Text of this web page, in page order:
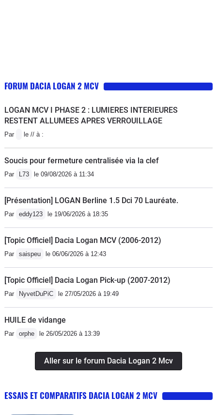
FORUM DACIA LOGAN 2 MCV
LOGAN MCV I PHASE 2 : LUMIERES INTERIEURES
RESTENT ALLUMEES APRES VERROUILLAGE
Par le // à :
Soucis pour fermeture centralisée via la clef
Par L73 le 09/08/2026 à 11:34
[Présentation] LOGAN Berline 1.5 Dci 70 Lauréate.
Par eddy123 le 19/06/2026 à 18:35
[Topic Officiel] Dacia Logan MCV (2006-2012)
Par saispeu le 06/06/2026 à 12:43
[Topic Officiel] Dacia Logan Pick-up (2007-2012)
Par NyvetDuPiC le 27/05/2026 à 19:49
HUILE de vidange
Par orphe le 26/05/2026 à 13:39
Aller sur le forum Dacia Logan 2 Mcv
ESSAIS ET COMPARATIFS DACIA LOGAN 2 MCV